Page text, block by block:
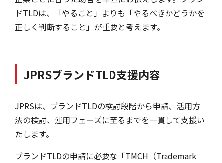
ドTLDは、「やること」よりも「やるべきかどうかを
正しく判断すること」が重要と考えます。
JPRSブランドTLD支援内容
JPRSは、ブランドTLDの検討段階から申請、活用方
法の検討、運用フェーズに至るまでを一貫して支援い
たします。
ブランドTLDの申請に必要な「TMCH（Trademark